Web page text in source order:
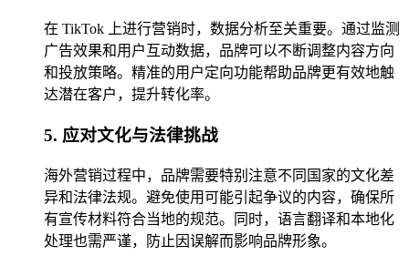
在 TikTok 上进行营销时，数据分析至关重要。通过监测
广告效果和用户互动数据，品牌可以不断调整内容方向
和投放策略。精准的用户定向功能帮助品牌更有效地触
达潜在客户，提升转化率。
5. 应对文化与法律挑战
海外营销过程中，品牌需要特别注意不同国家的文化差
异和法律法规。避免使用可能引起争议的内容，确保所
有宣传材料符合当地的规范。同时，语言翻译和本地化
处理也需严谨，防止因误解而影响品牌形象。